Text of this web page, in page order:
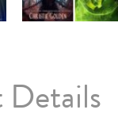
Details